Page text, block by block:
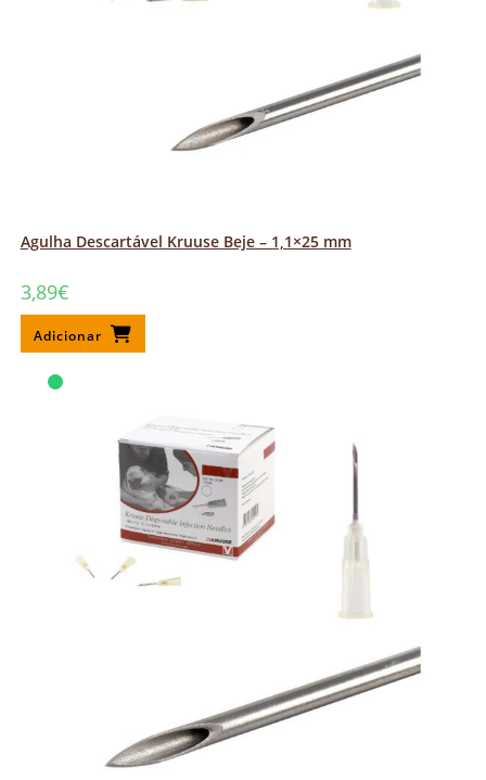
Agulha Descartável Kruuse Beje – 1,1×25 mm
3,89€
Adicionar